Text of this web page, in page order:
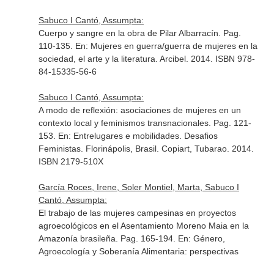
Sabuco I Cantó, Assumpta:
Cuerpo y sangre en la obra de Pilar Albarracín. Pag.
110-135. En: Mujeres en guerra/guerra de mujeres en la
sociedad, el arte y la literatura . Arcibel. 2014. ISBN 978-
84-15335-56-6
Sabuco I Cantó, Assumpta:
A modo de reflexión: asociaciones de mujeres en un
contexto local y feminismos transnacionales. Pag. 121-
153. En: Entrelugares e mobilidades. Desafios
Feministas. Florinápolis, Brasil. Copiart, Tubarao. 2014.
ISBN 2179-510X
García Roces, Irene, Soler Montiel, Marta, Sabuco I
Cantó, Assumpta:
El trabajo de las mujeres campesinas en proyectos
agroecológicos en el Asentamiento Moreno Maia en la
Amazonía brasileña. Pag. 165-194. En: Género,
Agroecología y Soberanía Alimentaria: perspectivas